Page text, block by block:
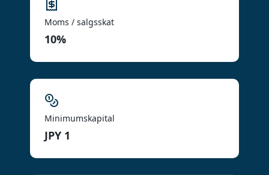
Moms / salgsskat
10%
Minimumskapital
JPY 1